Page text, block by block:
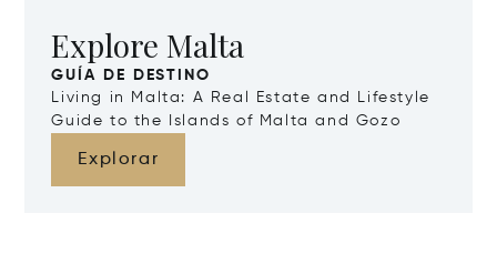
Explore Malta
GUÍA DE DESTINO
Living in Malta: A Real Estate and Lifestyle
Guide to the Islands of Malta and Gozo
Explorar